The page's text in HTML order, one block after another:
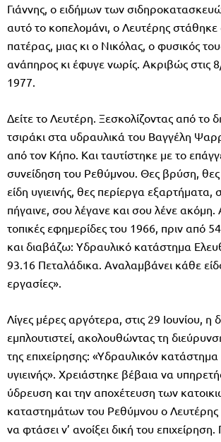
Γιάννης, ο ειδήμων των
αυτό το κοπελομάνι, ο Λευτέρης στάθηκε
πατέρας, μιας κι ο Νικόλας, ο φυσικός
ανάπηρος κι έφυγε νωρίς. Ακριβώς στις
1977.
Δείτε το Λευτέρη. Ξεσκολίζοντας από το
τσιράκι στα υδραυλικά του Βαγγέλη
από τον Κήπο. Και ταυτίστηκε με το
συνείδηση του Ρεθύμνου. Θες βρύση,
είδη υγιεινής, θες περίεργα εξαρτήματα,
πήγαινε, σου λέγανε και σου λένε ακόμη.
τοπικές εφημερίδες του 1966, πριν από
και διαβάζω: Υδραυλικό κατάστημα
93.16 Πεταλάδικα. Αναλαμβάνει κάθε
εργασίες».
Λίγες μέρες αργότερα, στις 29 Ιουνίου, η
εμπλουτιστεί, ακολουθώντας τη
της επιχείρησης: «Υδραυλικόν κατάστημα
υγιεινής». Χρειάστηκε βέβαια να
ύδρευση και την αποχέτευση των
καταστημάτων του Ρεθύμνου ο Λευτέρης
να φτάσει ν’ ανοίξει δική του